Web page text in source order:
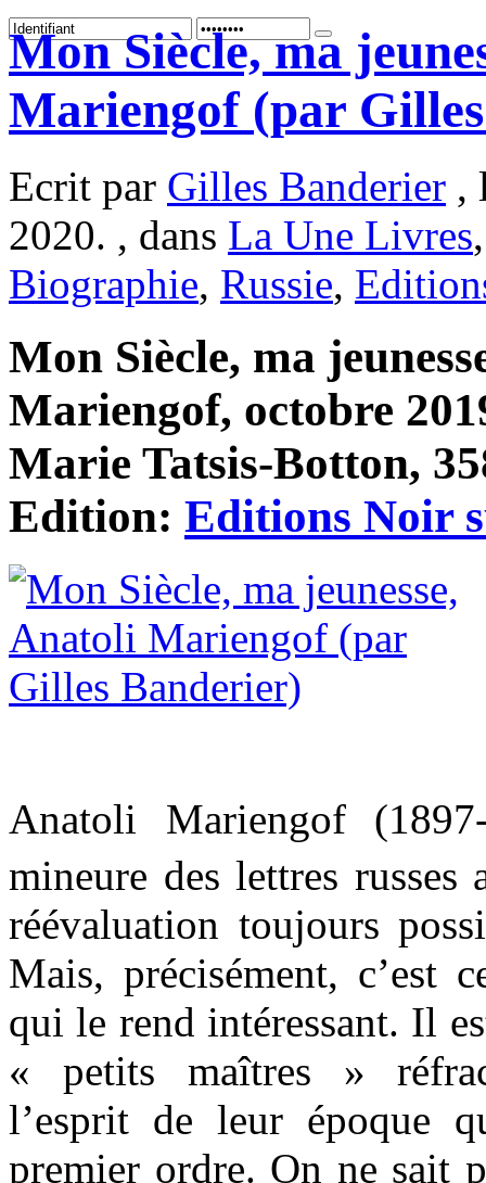
Mon Siècle, ma
Mariengof (par
Ecrit par Gilles Banderier ,
2020. , dans La Une Livres
Biographie, Russie,
Mon Siècle, ma
Mariengof, octobre
Marie Tatsis-Botton,
Edition: Editions Noir
Anatoli Mariengof
mineure des lettres russes
réévaluation toujours
Mais, précisément, c’est
qui le rend intéressant. Il
« petits maîtres »
l’esprit de leur époque
premier ordre. On ne sait